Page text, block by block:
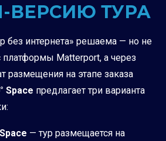
ВЕРСИЮ ТУРА
без интернета» решаема — но не
платформы Matterport, а через
размещения на этапе заказа
Space предлагает три варианта
— тур размещается на